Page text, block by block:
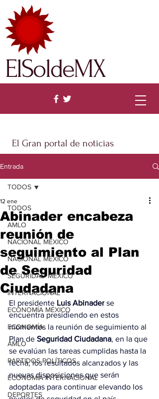
El Gran portal de noticias
ElSoldeMX
Entrada
TODOS
AMLO
NACIONAL MÉXICO
NACIONAL MÉXICO
SEGURIDAD MÉXICO
INTERNACIONAL
ECONOMÍA MÉXICO
ECONOMÍA
AMLO
PARTIDOS POLÍTICOS
ECONOMÍA INTERNACIONAL
DEPORTES
TODOS
Abinader encabeza
reunión de
seguimiento al Plan
de Seguridad
Ciudadana
12 ene
El presidente Luis Abinader se
encuentra presidiendo en estos
momentos la reunión de seguimiento al
Plan de Seguridad Ciudadana, en la que
se evalúan las tareas cumplidas hasta la
fecha, los resultados alcanzados y las
nuevas disposiciones que serán
adoptadas para continuar elevando los